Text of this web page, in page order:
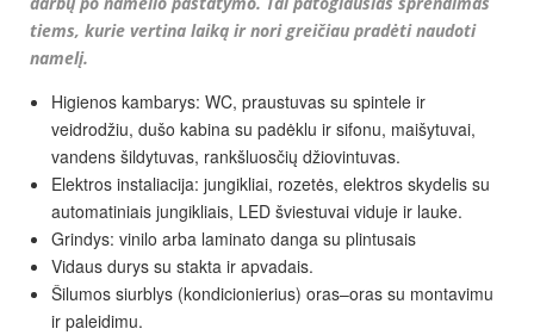
tiems, kurie vertina laiką ir nori greičiau pradėti naudoti
namelį.
Higienos kambarys: WC, praustuvas su spintele ir
veidrodžiu, dušo kabina su padėklu ir sifonu, maišytuvai,
vandens šildytuvas, rankšluosčių džiovintuvas.
Elektros instaliacija: jungikliai, rozetės, elektros skydelis su
automatiniais jungikliais, LED šviestuvai viduje ir lauke.
Grindys: vinilo arba laminato danga su plintusais
Vidaus durys su stakta ir apvadais.
Šilumos siurblys (kondicionierius) oras–oras su montavimu
ir paleidimu.